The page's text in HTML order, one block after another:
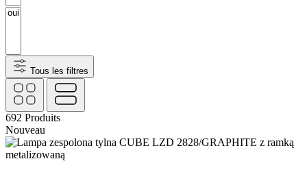
Tous les filtres
692 Produits
Nouveau